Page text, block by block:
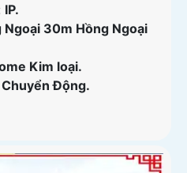
IP.
Ngoại 30m Hồng Ngoại
Kim loại.
Động.